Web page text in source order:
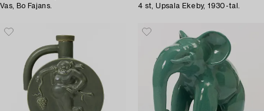
Vas, Bo Fajans. 4 st, Upsala Ekeby, 1930-tal.